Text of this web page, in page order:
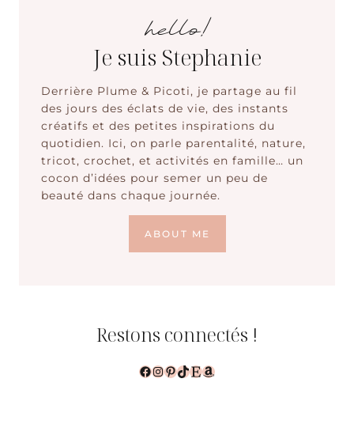
hello!
Je suis Stephanie
Derrière Plume & Picoti, je partage au fil
des jours des éclats de vie, des instants
créatifs et des petites inspirations du
quotidien. Ici, on parle parentalité, nature,
tricot, crochet, et activités en famille… un
cocon d’idées pour semer un peu de
beauté dans chaque journée.
ABOUT ME
Restons connectés !
Facebook
Instagram
Pinterest
TikTok
EtsyAmazon